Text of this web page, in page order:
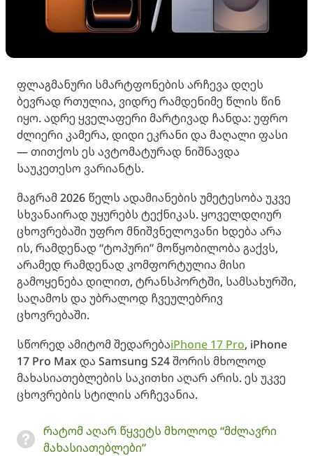
ფლაგმანური სმარტფონების არჩევა დღეს
ბევრად რთულია, ვიდრე რამდენიმე წლის წინ
იყო. ადრე ყველაფერი მარტივად ჩანდა: უფრო
ძლიერი კამერა, დიდი ეკრანი და მაღალი ფასი
— თითქოს ეს ავტომატურად ნიშნავდა
საუკეთესო ვარიანტს.
მაგრამ 2026 წელს ადამიანების უმეტესობა უკვე
სხვანაირად უყურებს ტექნიკას. ყოველდღიურ
ცხოვრებაში უფრო მნიშვნელოვანი ხდება არა
ის, რამდენად “ტოპური” მოწყობილობა გაქვს,
არამედ რამდენად კომფორტულია მისი
გამოყენება დილით, ტრანსპორტში, სამსახურში,
საღამოს და უბრალოდ ჩვეულებრივ
ცხოვრებაში.
სწორედ ამიტომ შედარებაiPhone 17 Pro, iPhone
17 Pro Max და Samsung S24 შორის მხოლოდ
მახასიათებლების საკითხი აღარ არის. ეს უკვე
ცხოვრების სტილის არჩევანია.
რატომ აღარ წყვეტს მხოლოდ “მძლავრი
მახასიათებლები”